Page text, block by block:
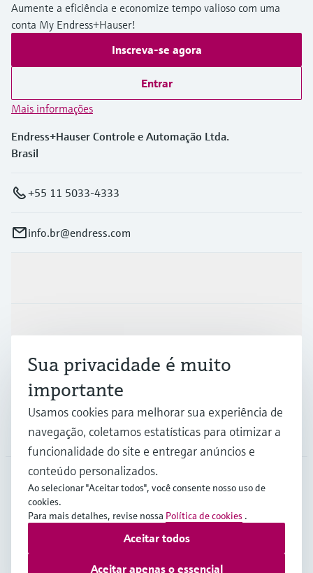
Aumente a eficiência e economize tempo valioso com uma
conta My Endress+Hauser!
Inscreva-se agora
Entrar
Mais informações
Endress+Hauser Controle e Automação Ltda.
Brasil
+55 11 5033-4333
info.br@endress.com
Suporte
Empresa
BRA
Copyright © Endress+Hauser Group Services AG
Termos de UtilizaçãoProteção de dados
Sua privacidade é muito
importante
Usamos cookies para melhorar sua experiência de
navegação, coletamos estatísticas para otimizar a
funcionalidade do site e entregar anúncios e
conteúdo personalizados.
Ao selecionar "Aceitar todos", você consente nosso uso de
cookies.
Para mais detalhes, revise nossa Política de cookies .
Aceitar apenas o essencial
Aceitar todos